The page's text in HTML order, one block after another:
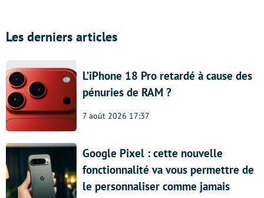
Les derniers articles
L’iPhone 18 Pro retardé à cause des
pénuries de RAM ?
7 août 2026 17:37
Google Pixel : cette nouvelle
fonctionnalité va vous permettre de
le personnaliser comme jamais